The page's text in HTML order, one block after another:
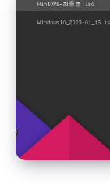
팅
USB
작
하
티
Ventoy
테
마
및